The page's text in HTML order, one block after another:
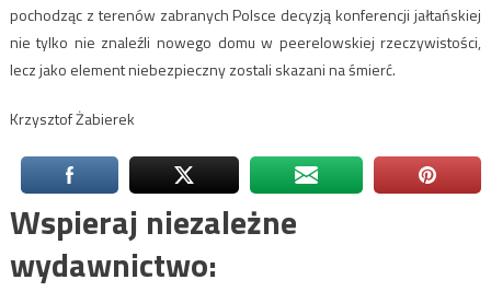
pochodząc z terenów zabranych Polsce decyzją konferencji jałtańskiej
nie tylko nie znaleźli nowego domu w peerelowskiej rzeczywistości,
lecz jako element niebezpieczny zostali skazani na śmierć.
Krzysztof Żabierek
Wspieraj niezależne
wydawnictwo: